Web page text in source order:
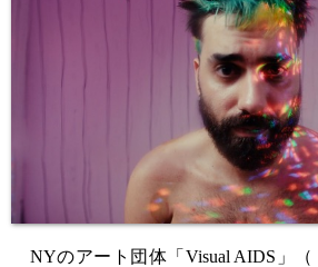
NYのアート団体「Visual AIDS」（